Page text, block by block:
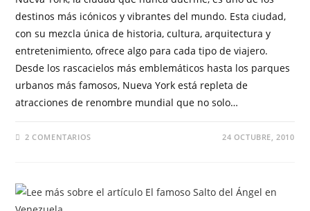
destinos más icónicos y vibrantes del mundo. Esta ciudad,
con su mezcla única de historia, cultura, arquitectura y
entretenimiento, ofrece algo para cada tipo de viajero.
Desde los rascacielos más emblemáticos hasta los parques
urbanos más famosos, Nueva York está repleta de
atracciones de renombre mundial que no solo…
2 COMENTARIOS 24 OCTUBRE, 2010